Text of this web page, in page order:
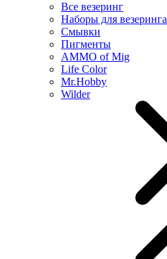
Все везеринг
Наборы для везеринга
Смывки
Пигменты
AMMO of Mig
Life Color
Mr.Hobby
Wilder